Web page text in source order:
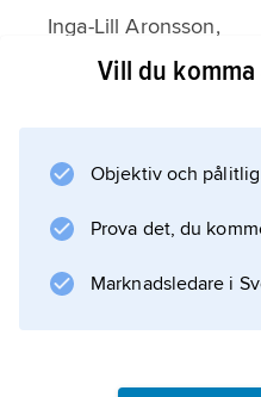
Inga-Lill Aronsson,
Negotiating
Information om
Vill du
Objektiv och
Prova det, du
Marknadsledare i